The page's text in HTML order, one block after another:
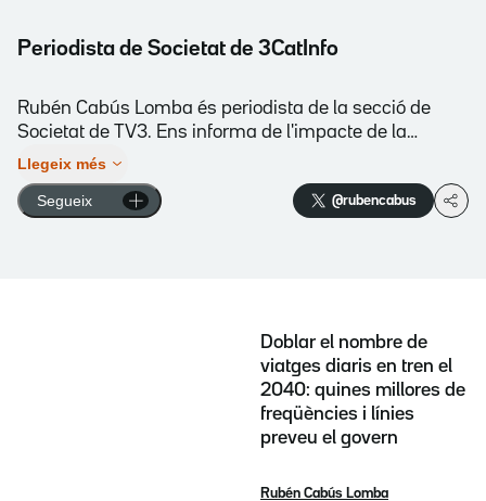
Periodista de Societat de 3CatInfo
Rubén Cabús Lomba és periodista de la secció de
Societat de TV3. Ens informa de l'impacte de la
sequera i és especialista en temes de mobilitat i
infraestructures. També segueix de prop l'actualitat
del Vallès Occidental. Com a reporter ha cobert en
tres anys de reporter a "Els matins". Ser també
llicenciat en Ciències Ambientals va permetre-li
formar part de l'equip inicial del programa "Espai
terra". Va forjar-se com a periodista en diversos
Llegeix més
Segueix @rubencabus
Doblar el nombre de
viatges diaris en tren el
2040: quines millores de
freqüències i línies
preveu el govern
Rubén Cabús Lomba